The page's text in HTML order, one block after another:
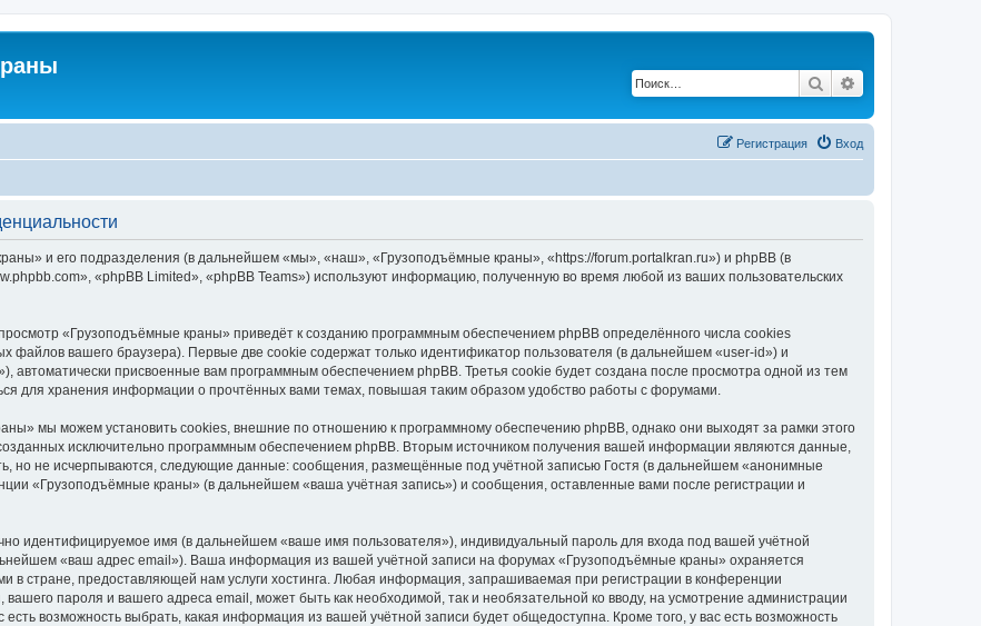
Поиск
Вход
Регистрация
и его подразделения (в дальнейшем «мы», «наш», «Грузоподъёмные краны», «https://forum.portalkran.ru») и phpBB (в
«phpBB Limited», «phpBB Teams») используют информацию, полученную во время любой из ваших пользовательских
«Грузоподъёмные краны» приведёт к созданию программным обеспечением phpBB определённого числа cookies
файлов вашего браузера). Первые две cookie содержат только идентификатор пользователя (в дальнейшем «user-id») и
присвоенные вам программным обеспечением phpBB. Третья cookie будет создана после просмотра одной из тем
для хранения информации о прочтённых вами темах, повышая таким образом удобство работы с форумами.
мы можем установить cookies, внешние по отношению к программному обеспечению phpBB, однако они выходят за рамки этого
исключительно программным обеспечением phpBB. Вторым источником получения вашей информации являются данные,
но не исчерпываются, следующие данные: сообщения, размещённые под учётной записью Гостя (в дальнейшем «анонимные
«Грузоподъёмные краны» (в дальнейшем «ваша учётная запись») и сообщения, оставленные вами после регистрации и
идентифицируемое имя (в дальнейшем «ваше имя пользователя»), индивидуальный пароль для входа под вашей учётной
«ваш адрес email»). Ваша информация из вашей учётной записи на форумах «Грузоподъёмные краны» охраняется
стране, предоставляющей нам услуги хостинга. Любая информация, запрашиваемая при регистрации в конференции
пароля и вашего адреса email, может быть как необходимой, так и необязательной ко вводу, на усмотрение администрации
возможность выбрать, какая информация из вашей учётной записи будет общедоступна. Кроме того, у вас есть возможность